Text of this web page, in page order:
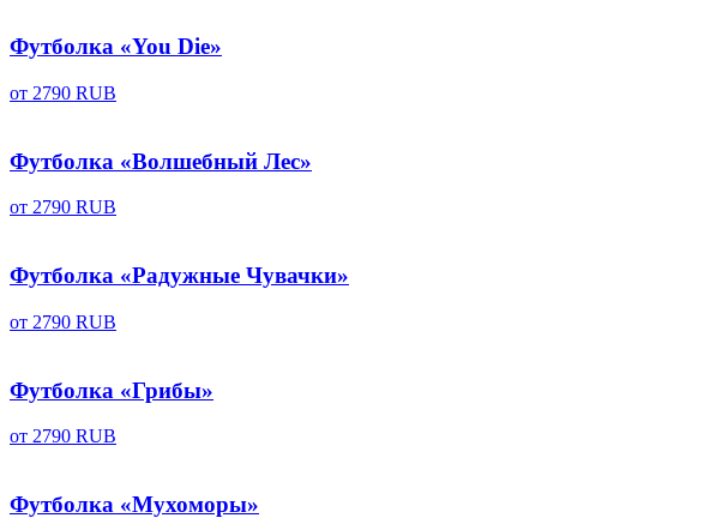
Футболка «You Die»
от 2790 RUB
Футболка «Волшебный Лес»
от 2790 RUB
Футболка «Радужные Чувачки»
от 2790 RUB
Футболка «Грибы»
от 2790 RUB
Футболка «Мухоморы»